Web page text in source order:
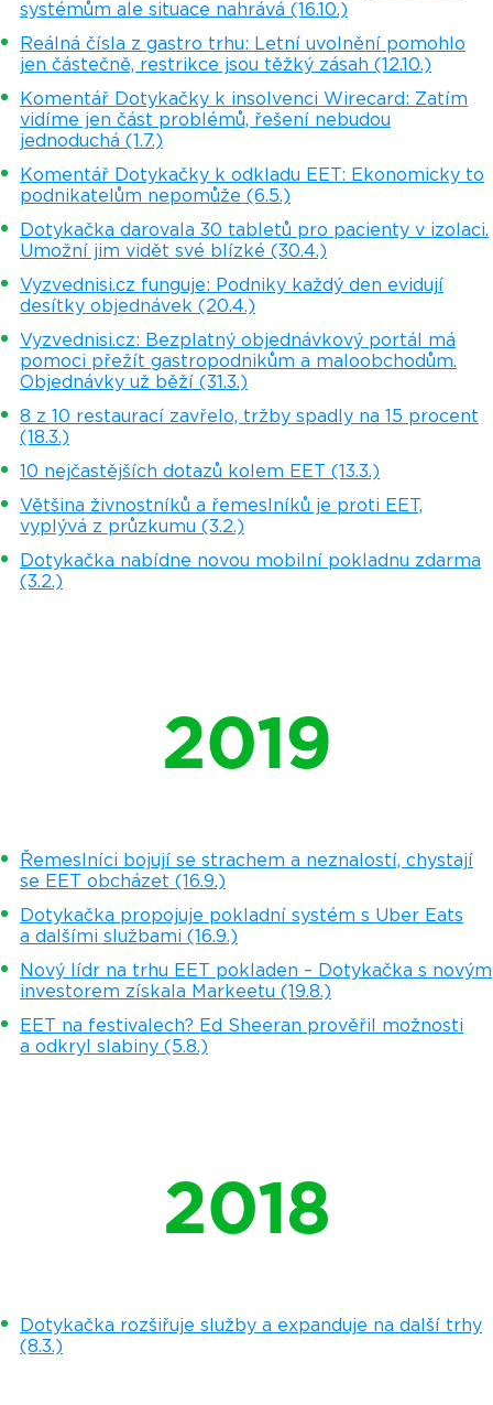
systémům ale situace nahrává (16.10.)
Reálná čísla z gastro trhu: Letní uvolnění pomohlo
jen částečně, restrikce jsou těžký zásah (12.10.)
Komentář Dotykačky k insolvenci Wirecard: Zatím
vidíme jen část problémů, řešení nebudou
jednoduchá (1.7.)
Komentář Dotykačky k odkladu EET: Ekonomicky to
podnikatelům nepomůže (6.5.)
Dotykačka darovala 30 tabletů pro pacienty v izolaci.
Umožní jim vidět své blízké (30.4.)
Vyzvednisi.cz funguje: Podniky každý den evidují
desítky objednávek (20.4.)
Vyzvednisi.cz: Bezplatný objednávkový portál má
pomoci přežít gastropodnikům a maloobchodům.
Objednávky už běží (31.3.)
8 z 10 restaurací zavřelo, tržby spadly na 15 procent
(18.3.)
10 nejčastějších dotazů kolem EET (13.3.)
Většina živnostníků a řemeslníků je proti EET,
vyplývá z průzkumu (3.2.)
Dotykačka nabídne novou mobilní pokladnu zdarma
(3.2.)
2019
Řemeslníci bojují se strachem a neznalostí, chystají
se EET obcházet (16.9.)
Dotykačka propojuje pokladní systém s Uber Eats
a dalšími službami (16.9.)
Nový lídr na trhu EET pokladen – Dotykačka s novým
investorem získala Markeetu (19.8.)
EET na festivalech? Ed Sheeran prověřil možnosti
a odkryl slabiny (5.8.)
2018
Dotykačka rozšiřuje služby a expanduje na další trhy
(8.3.)